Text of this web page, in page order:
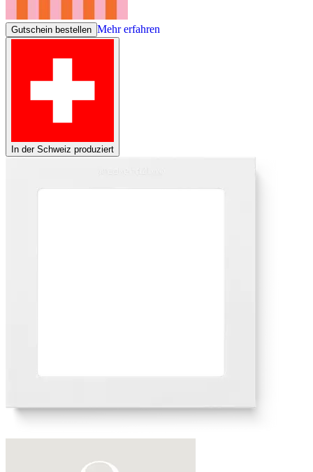
Gutschein bestellen Mehr erfahren
In der Schweiz produziert